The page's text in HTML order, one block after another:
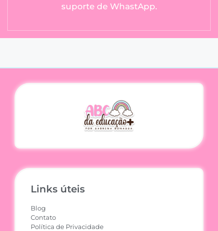
suporte de WhastApp.
Links úteis
Blog
Contato
Política de Privacidade